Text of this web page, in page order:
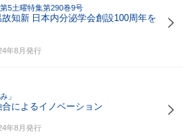
5土曜特集第290巻9号
故知新 日本内分泌学会創設100周年を
年8月発行
」
によるイノベーション
年8月発行